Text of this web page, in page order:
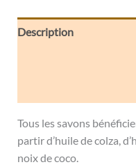
Description
Tous les savons
partir d’huile de colza,
noix de coco.